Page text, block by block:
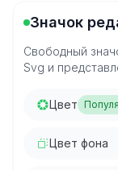
Значок
Свободный
Svg и
Цвет
Цвет фона